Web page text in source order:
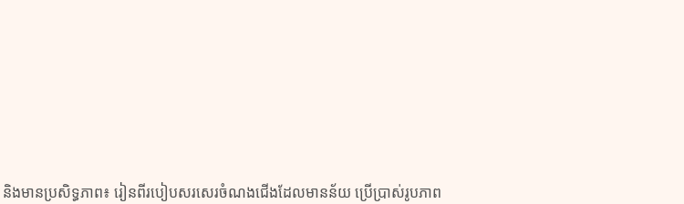
មានប្រសិទ្ធភាព៖ រៀនពីរបៀបសរសេរចំណងជើងដែលមានន័យ ប្រើប្រាស់រូបភាព